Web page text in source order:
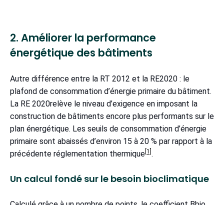
2. Améliorer la performance
énergétique des bâtiments
Autre différence entre la RT 2012 et la RE2020 : le
plafond de consommation d’énergie primaire du bâtiment.
La RE 2020relève le niveau d’exigence en imposant la
construction de bâtiments encore plus performants sur le
plan énergétique. Les seuils de consommation d’énergie
primaire sont abaissés d’environ 15 à 20 % par rapport à la
précédente réglementation thermique [1] .
Un calcul fondé sur le besoin bioclimatique